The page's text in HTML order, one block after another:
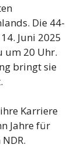
Die 44-
Juni 2025
um 20 Uhr.
bringt sie
Karriere
Jahre für